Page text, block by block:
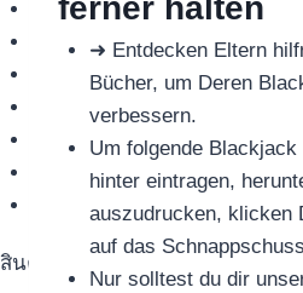
กรอบป้ายทะเบียน
น้ำยาป้องกันและอุดยางรั่ว
ไส้กรองแอร์
เครื่องปั้มลมยาง
น้ำหอมติดรถยนต์
ที่ชาร์จแบตรถยนต์
อุปกรณ์เสริมยานยนต์และคาร์
สินค้าตามแบรนด์
ferner halten
➜ Entdecken Eltern
Bücher, um Deren
verbessern.
Um folgende
hinter eintragen,
auszudrucken, klicken
auf das
Nur solltest du dir